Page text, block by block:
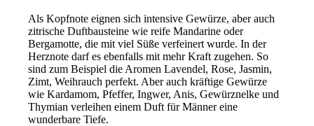
Als Kopfnote eignen sich intensive Gewürze, aber auch
zitrische Duftbausteine wie reife Mandarine oder
Bergamotte, die mit viel Süße verfeinert wurde. In der
Herznote darf es ebenfalls mit mehr Kraft zugehen. So
sind zum Beispiel die Aromen Lavendel, Rose, Jasmin,
Zimt, Weihrauch perfekt. Aber auch kräftige Gewürze
wie Kardamom, Pfeffer, Ingwer, Anis, Gewürznelke und
Thymian verleihen einem Duft für Männer eine
wunderbare Tiefe.